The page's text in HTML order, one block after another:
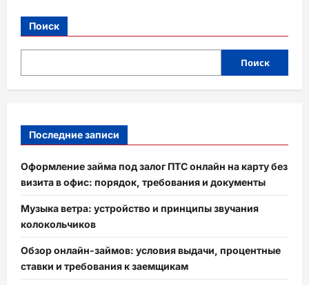
Поиск
Поиск
Последние записи
Оформление займа под залог ПТС онлайн на карту без
визита в офис: порядок, требования и документы
Музыка ветра: устройство и принципы звучания
колокольчиков
Обзор онлайн-займов: условия выдачи, процентные
ставки и требования к заемщикам